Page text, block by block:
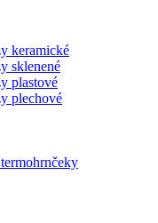
keramické
sklenené
plastové
plechové